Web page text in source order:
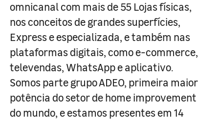
omnicanal com mais de 55 Lojas físicas,
nos conceitos de grandes superfícies,
Express e especializada, e também nas
plataformas digitais, como e-commerce,
televendas, WhatsApp e aplicativo.
Somos parte grupo ADEO, primeira maior
potência do setor de home improvement
do mundo, e estamos presentes em 14